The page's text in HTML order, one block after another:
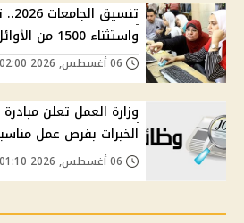
واستثناء 1500 من الأوائل من التوزيع الجغرافي
الخبرات بفرص عمل